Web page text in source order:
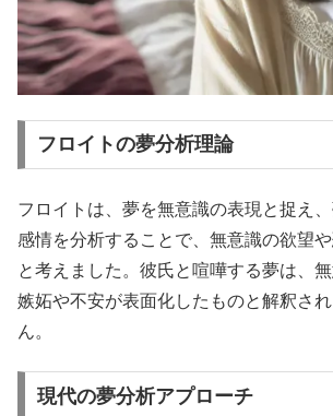
フロイトの夢分析理論
フロイトは、夢を無意識の表現と捉え
感情を分析することで、無意識の欲望
と考えました。彼氏と喧嘩する夢は、
嫉妬や不安が表面化したものと解釈さ
ん。
現代の夢分析アプローチ